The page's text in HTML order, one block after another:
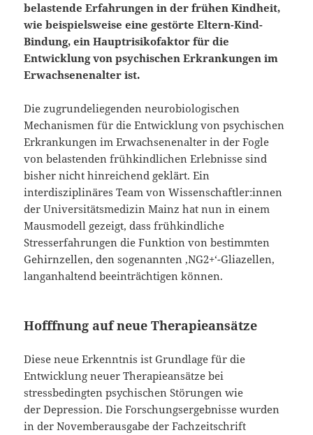
belastende Erfahrungen in der frühen Kindheit,
wie beispielsweise eine gestörte Eltern-Kind-
Bindung, ein Hauptrisikofaktor für die
Entwicklung von psychischen Erkrankungen im
Erwachsenenalter ist.
Die zugrundeliegenden neurobiologischen
Mechanismen für die Entwicklung von psychischen
Erkrankungen im Erwachsenenalter in der Fogle
von belastenden frühkindlichen Erlebnisse sind
bisher nicht hinreichend geklärt. Ein
interdisziplinäres Team von Wissenschaftler:innen
der Universitätsmedizin Mainz hat nun in einem
Mausmodell gezeigt, dass frühkindliche
Stresserfahrungen die Funktion von bestimmten
Gehirnzellen, den sogenannten ‚NG2+‘-Gliazellen,
langanhaltend beeinträchtigen können.
Hofffnung auf neue Therapieansätze
Diese neue Erkenntnis ist Grundlage für die
Entwicklung neuer Therapieansätze bei
stressbedingten psychischen Störungen wie
der Depression. Die Forschungsergebnisse wurden
in der Novemberausgabe der Fachzeitschrift